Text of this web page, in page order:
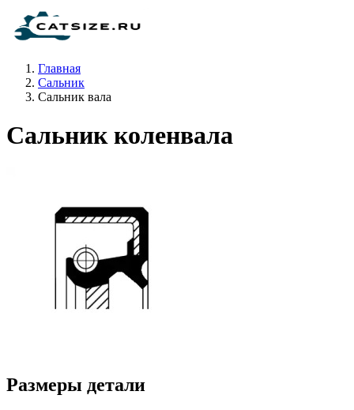
Главная
Сальник
Сальник вала
Сальник коленвала
Размеры детали